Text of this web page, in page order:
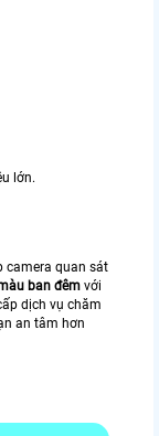
lớn.
camera quan sát
ban đêm với
dịch vụ chăm
an tâm hơn